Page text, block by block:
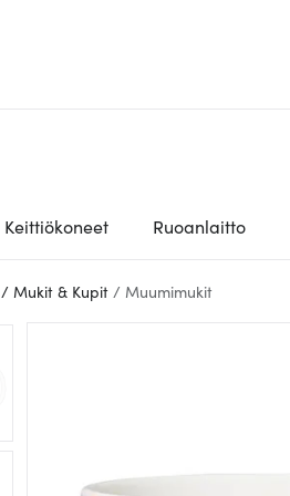
Keittiökoneet Ruoanlaitto
/ Mukit & Kupit / Muumimukit